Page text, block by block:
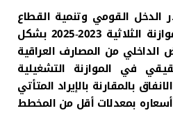
الدخل القومي وتنمية القطاع
الحقيقي استمر العجز للموازنة الثلاثية 2023-2025 بشكل
الداخلي من المصارف العراقية
في الموازنة التشغيلية
بالمقارنة بالإيراد المتأتي
بمعدلات أقل من المخطط